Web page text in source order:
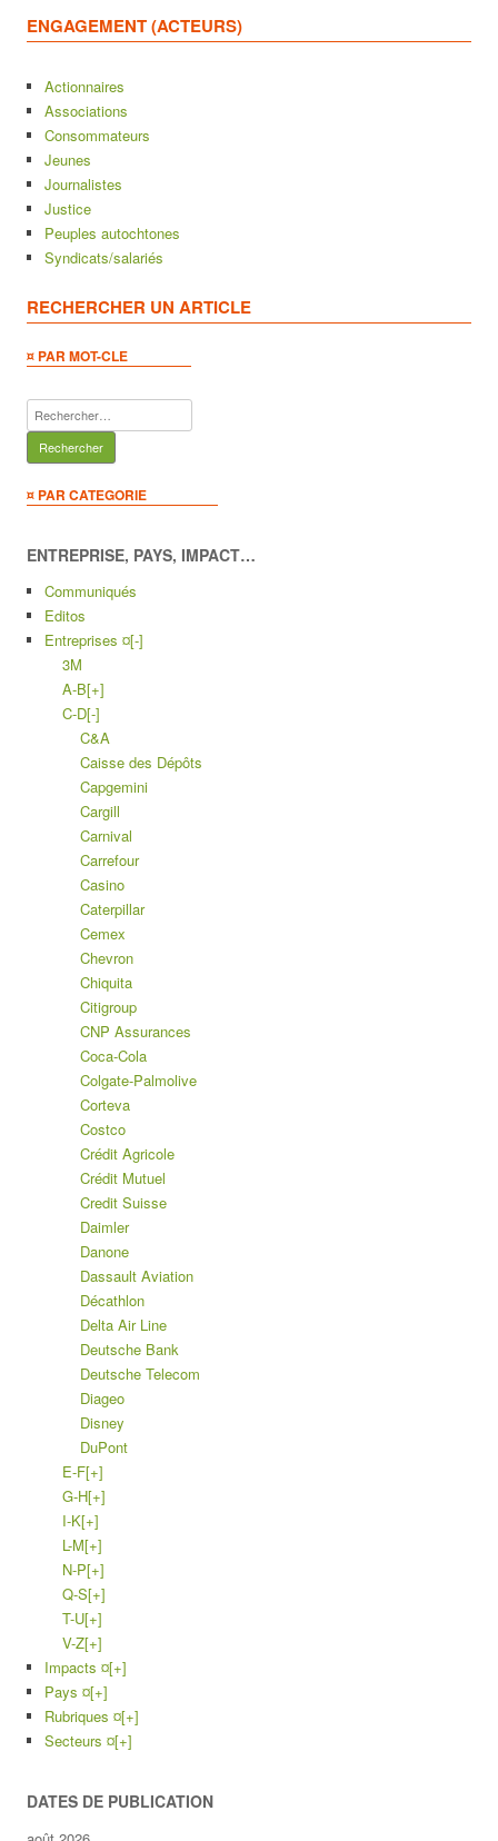
ENGAGEMENT (ACTEURS)
Actionnaires
Associations
Consommateurs
Jeunes
Journalistes
Justice
Peuples autochtones
Syndicats/salariés
RECHERCHER UN ARTICLE
¤ PAR MOT-CLE
Rechercher :
¤ PAR CATEGORIE
ENTREPRISE, PAYS, IMPACT…
Communiqués
Editos
Entreprises ¤[-]
3M
A-B[+]
C-D[-]
C&A
Caisse des Dépôts
Capgemini
Cargill
Carnival
Carrefour
Casino
Caterpillar
Cemex
Chevron
Chiquita
Citigroup
CNP Assurances
Coca-Cola
Colgate-Palmolive
Corteva
Costco
Crédit Agricole
Crédit Mutuel
Credit Suisse
Daimler
Danone
Dassault Aviation
Décathlon
Delta Air Line
Deutsche Bank
Deutsche Telecom
Diageo
Disney
DuPont
E-F[+]
G-H[+]
I-K[+]
L-M[+]
N-P[+]
Q-S[+]
T-U[+]
V-Z[+]
Impacts ¤[+]
Pays ¤[+]
Rubriques ¤[+]
Secteurs ¤[+]
DATES DE PUBLICATION